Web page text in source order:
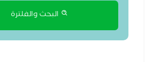
البحث والفلترة